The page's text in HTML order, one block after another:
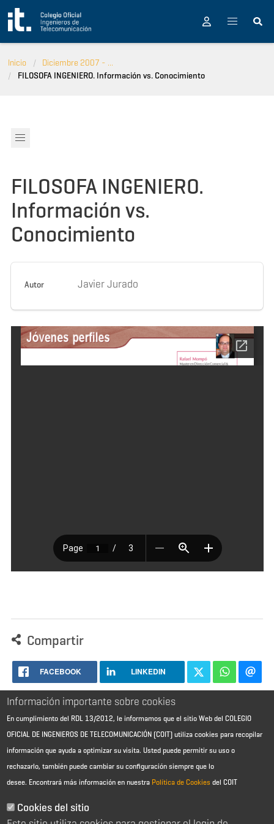
Pasar al contenido principal
Inicio
Diciembre 2007 - ...
FILOSOFA INGENIERO. Información vs. Conocimiento
FILOSOFA INGENIERO.
Información vs.
Conocimiento
Autor Javier Jurado
Compartir
FACEBOOK LINKEDIN
Aviso Legal - Información general
Política de cookies
Información importante sobre cookies
En cumplimiento del RDL 13/2012, le informamos que el sitio Web del COLEGIO
OFICIAL DE INGENIEROS DE TELECOMUNICACIÓN (COIT) utiliza cookies para recopilar
información que ayuda a optimizar su visita. Usted puede permitir su uso o
rechazarlo, también puede cambiar su configuración siempre que lo
desee. Encontrará más información en nuestra Política de Cookies del COIT
Cookies del sitio